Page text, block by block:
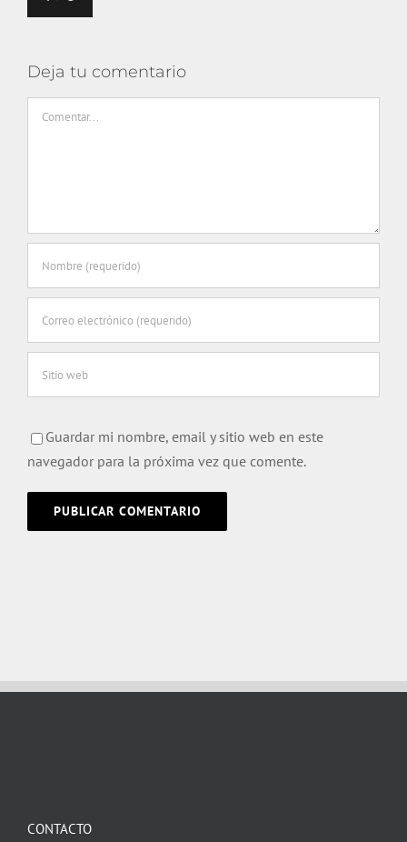
Deja tu comentario
Comentar
Guardar mi nombre, email y sitio web en este
navegador para la próxima vez que comente.
CONTACTO